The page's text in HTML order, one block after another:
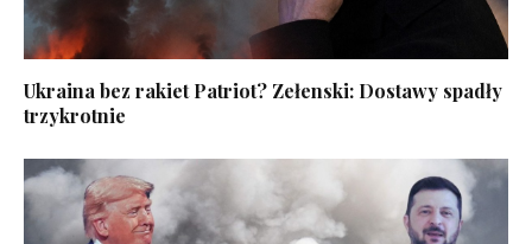
Ukraina bez rakiet Patriot? Zełenski: Dostawy spadły
trzykrotnie